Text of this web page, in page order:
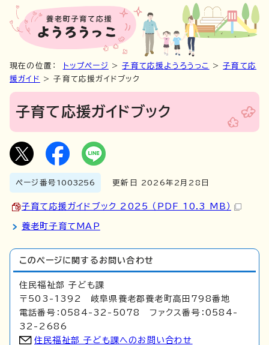
現在の位置： トップページ >子育て応援ようろうっこ >子育て応
援ガイド
> 子育て応援ガイドブック
子育て応援ガイドブック
ページ番号 1003256 更新日 2026年2月28日
子育て応援ガイドブック 2025 （PDF 10.3 MB）
養老町子育てMAP
このページに関する お問い合わせ
住民福祉部 子ども課
〒503-1392 岐阜県養老郡養老町高田798番地
電話番号：0584-32-5078 ファクス番号：0584-
32-2686
住民福祉部 子ども課へのお問い合わせ